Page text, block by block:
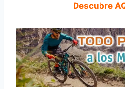
Descubre